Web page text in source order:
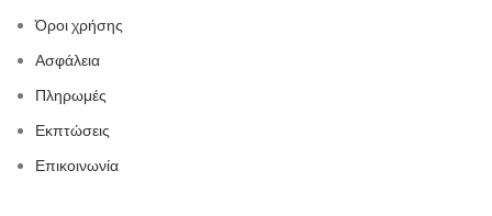
Όροι χρήσης
Ασφάλεια
Πληρωμές
Εκπτώσεις
Επικοινωνία